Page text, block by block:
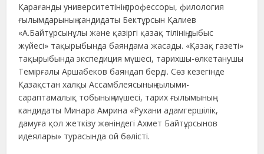
Қарағанды университетінің профессоры, филология
ғылымдарының кандидаты Бектұрсын Қалиев
«А.Байтұрсынұлы және қазіргі қазақ тілінің дыбыс
жүйесі» тақырыбында баяндама жасады. «Қазақ газеті»
тақырыбында экспедиция мүшесі, тарихшы-өлкетанушы
Темірғалы Аршабеков баяндап берді. Сөз кезегінде
Қазақстан халқы Ассамблеясының ғылыми-
сараптамалық тобының мүшесі, тарих ғылымының
кандидаты Минара Амрина «Рухани адамгершілік,
дамуға қол жеткізу жөніндегі Ахмет Байтұрсынов
идеялары» турасында ой бөлісті.